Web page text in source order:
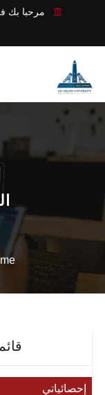
مرحبا بك
إحصائياتي